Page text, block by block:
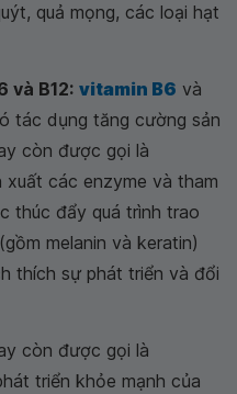
quả mọng, các loại hạt
và B12: vitamin B6 và
tác dụng tăng cường sản
còn được gọi là
xuất các enzyme và tham
thúc đẩy quá trình trao
melanin và keratin)
thích sự phát triển và đổi
còn được gọi là
triển khỏe mạnh của